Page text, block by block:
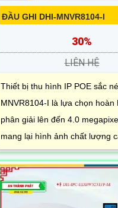
ĐẦU GHI DHI-MNVR8104-I
30%
LIÊN HỆ
Thiết bị thu hình IP POE sắc
MNVR8104-I là lựa chọn hoàn
phân giải lên đến 4.0
mang lại hình ảnh chất lượng